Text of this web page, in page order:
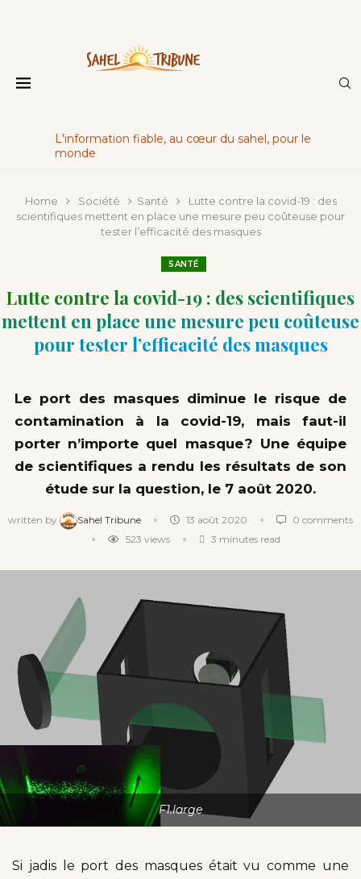
L'information fiable, au cœur du sahel, pour le
monde
Home Société Santé
Lutte contre la covid-19 : des
scientifiques mettent en place une mesure peu coûteuse pour
tester l’efficacité des masques
SANTÉ
Lutte contre la covid-19 : des scientifiques
mettent en place une mesure peu coûteuse
pour tester l’efficacité des masques
Le port des masques diminue le risque de
contamination à la covid-19, mais faut-il
porter n’importe quel masque ? Une équipe
de scientifiques a rendu les résultats de son
étude sur la question, le 7 août 2020.
written by Sahel Tribune 13 août 2020
0 comments
523 views 3 minutes read
F1.large
Si jadis le port des masques était vu comme une